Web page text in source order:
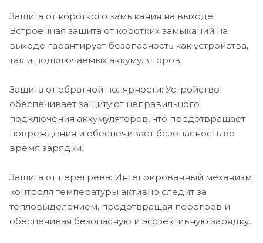
СТЕПЕНЬ ЗАЩИТЫ - IP67
ТИП ВЫХОДА - 1х12В AGM, 1х12В LiFePo4, 1х24В LiFePo4
ТИП ЗАРЯЖАЕМЫХ АКБ - LiFePO4, AGM
ТИП - Зарядные устройства
Защита от короткого замыкания на выходе:
Встроенная защита от коротких замыканий на
выходе гарантирует безопасность как устройства,
так и подключаемых аккумуляторов.
Защита от обратной полярности: Устройство
обеспечивает защиту от неправильного
подключения аккумуляторов, что предотвращает
повреждения и обеспечивает безопасность во
время зарядки.
Защита от перегрева: Интегрированный механизм
контроля температуры активно следит за
тепловыделением, предотвращая перегрев и
обеспечивая безопасную и эффективную зарядку.